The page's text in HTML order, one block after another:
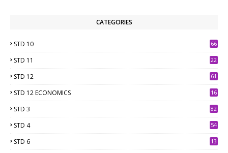
CATEGORIES
STD 10 66
STD 11 22
STD 12 61
STD 12 ECONOMICS 16
STD 3 82
STD 4 54
STD 6
13